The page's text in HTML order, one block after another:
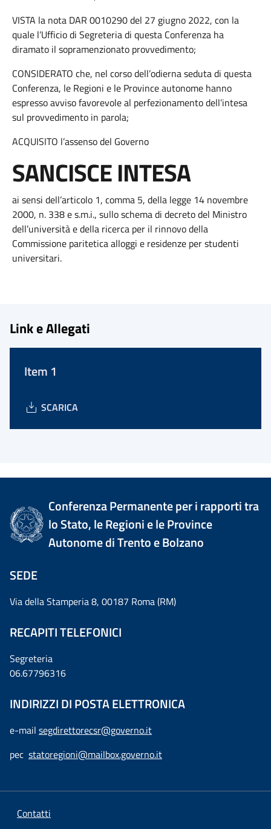
VISTA la nota DAR 0010290 del 27 giugno 2022, con la
quale l’Ufficio di Segreteria di questa Conferenza ha
diramato il sopramenzionato provvedimento;
CONSIDERATO che, nel corso dell’odierna seduta di questa
Conferenza, le Regioni e le Province autonome hanno
espresso avviso favorevole al perfezionamento dell’intesa
sul provvedimento in parola;
ACQUISITO l’assenso del Governo
SANCISCE INTESA
ai sensi dell’articolo 1, comma 5, della legge 14 novembre
2000, n. 338 e s.m.i., sullo schema di decreto del Ministro
dell’università e della ricerca per il rinnovo della
Commissione paritetica alloggi e residenze per studenti
universitari.
Link e Allegati
Item 1
SCARICA
Conferenza Permanente per i rapporti tra
lo Stato, le Regioni e le Province
Autonome di Trento e Bolzano
SEDE
Via della Stamperia 8, 00187 Roma (RM)
RECAPITI TELEFONICI
Segreteria
06.67796316
INDIRIZZI DI POSTA ELETTRONICA
e-mail segdirettorecsr@governo.it
pec statoregioni@mailbox.governo.it
Contatti